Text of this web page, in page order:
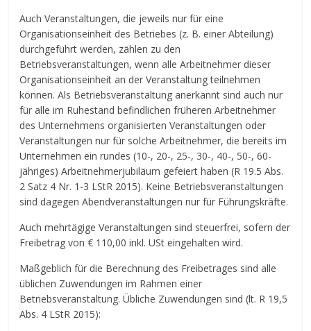
Auch Veranstaltungen, die jeweils nur für eine
Organisationseinheit des Betriebes (z. B. einer Abteilung)
durchgeführt werden, zählen zu den
Betriebsveranstaltungen, wenn alle Arbeitnehmer dieser
Organisationseinheit an der Veranstaltung teilnehmen
können. Als Betriebsveranstaltung anerkannt sind auch nur
für alle im Ruhestand befindlichen früheren Arbeitnehmer
des Unternehmens organisierten Veranstaltungen oder
Veranstaltungen nur für solche Arbeitnehmer, die bereits im
Unternehmen ein rundes (10-, 20-, 25-, 30-, 40-, 50-, 60-
jähriges) Arbeitnehmerjubiläum gefeiert haben (R 19.5 Abs.
2 Satz 4 Nr. 1-3 LStR 2015). Keine Betriebsveranstaltungen
sind dagegen Abendveranstaltungen nur für Führungskräfte.
Auch mehrtägige Veranstaltungen sind steuerfrei, sofern der
Freibetrag von € 110,00 inkl. USt eingehalten wird.
Maßgeblich für die Berechnung des Freibetrages sind alle
üblichen Zuwendungen im Rahmen einer
Betriebsveranstaltung. Übliche Zuwendungen sind (lt. R 19,5
Abs. 4 LStR 2015):